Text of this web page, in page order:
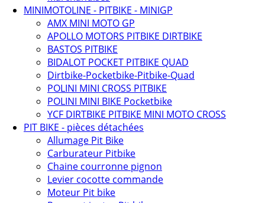
MINIMOTOLINE - PITBIKE - MINIGP
AMX MINI MOTO GP
APOLLO MOTORS PITBIKE DIRTBIKE
BASTOS PITBIKE
BIDALOT POCKET PITBIKE QUAD
Dirtbike-Pocketbike-Pitbike-Quad
POLINI MINI CROSS PITBIKE
POLINI MINI BIKE Pocketbike
YCF DIRTBIKE PITBIKE MINI MOTO CROSS
PIT BIKE - pièces détachées
Allumage Pit Bike
Carburateur Pitbike
Chaine courronne pignon
Levier cocotte commande
Moteur Pit bike